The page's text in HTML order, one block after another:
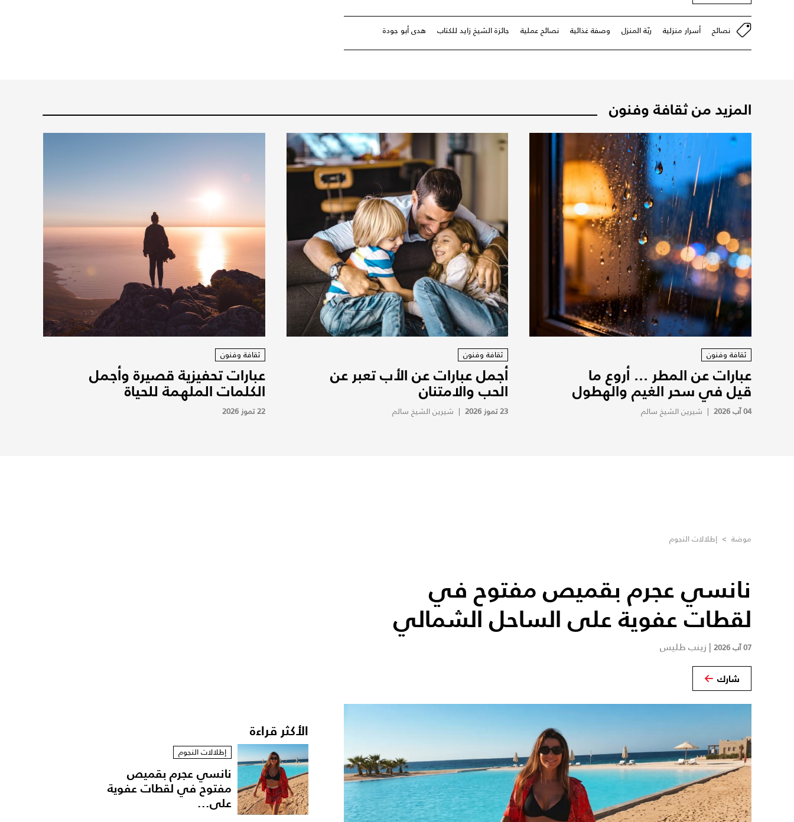
نصائح أسرار منزلية ربّة المنزل وصفة غذائية نصائح عملية جائزة الشيخ زايد للكتاب هدى أبو جودة
المزيد من ثقافة وفنون
ثقافة وفنون
عبارات عن المطر ... أروع ما
قيل في سحر الغيم والهطول
04 آب 2026 | شيرين الشيخ سالم
ثقافة وفنون
أجمل عبارات عن الأب تعبر عن
الحب والامتنان
23 تموز 2026 | شيرين الشيخ سالم
ثقافة وفنون
عبارات تحفيزية قصيرة وأجمل
الكلمات الملهمة للحياة
22 تموز 2026
موضة > إطلالات النجوم
نانسي عجرم بقميص مفتوح في
لقطات عفوية على الساحل الشمالي
07 آب 2026 | زينب طليس
شارك
الأكثر قراءة
إطلالات النجوم
نانسي عجرم بقميص
مفتوح في لقطات عفوية
على...